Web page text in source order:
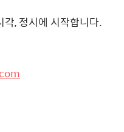
, 정시에 시작합니다.